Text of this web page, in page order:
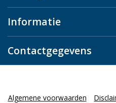
Informatie
Contactgegevens
Algemene voorwaarden